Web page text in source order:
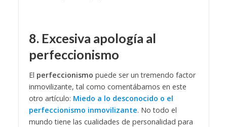
8. Excesiva apología al
perfeccionismo
El perfeccionismo puede ser un tremendo factor
inmovilizante, tal como comentábamos en este
otro artículo: Miedo a lo desconocido o el
perfeccionismo inmovilizante. No todo el
mundo tiene las cualidades de personalidad para